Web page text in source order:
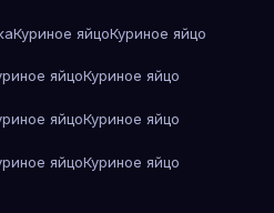
Куриное яйцоКуриное яйцо
яйцоКуриное яйцо
яйцоКуриное яйцо
яйцоКуриное яйцо